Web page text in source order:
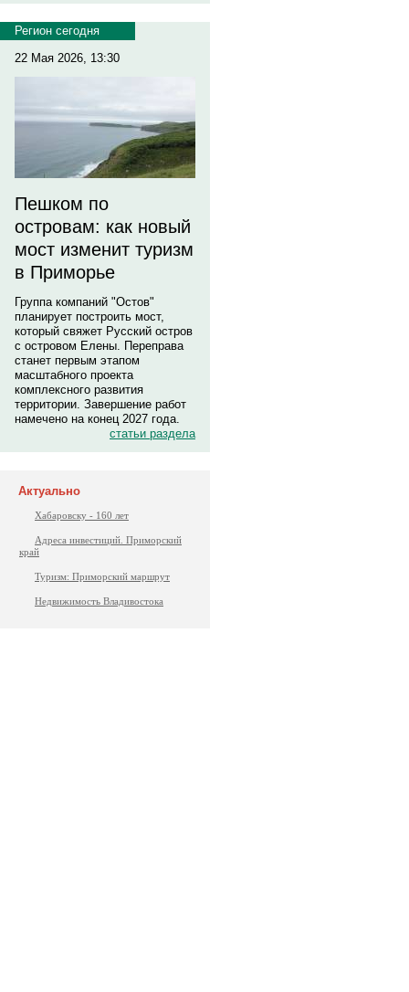
Регион сегодня
22 Мая 2026, 13:30
Пешком по
островам: как новый
мост изменит туризм
в Приморье
Группа компаний "Остов"
планирует построить мост,
который свяжет Русский остров
с островом Елены. Переправа
станет первым этапом
масштабного проекта
комплексного развития
территории. Завершение работ
намечено на конец 2027 года.
статьи раздела
Актуально
Хабаровску - 160 лет
Адреса инвестиций. Приморский
край
Туризм: Приморский маршрут
Недвижимость Владивостока